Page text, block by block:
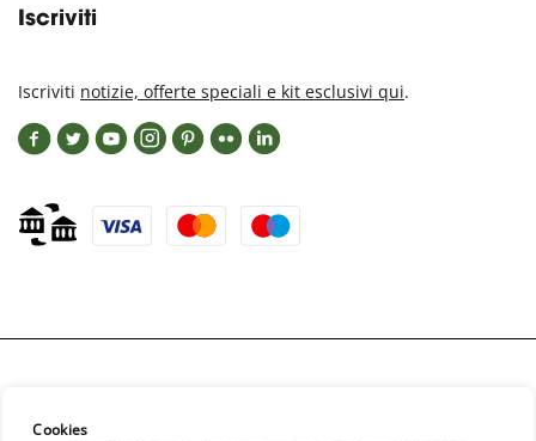
Iscriviti
Iscriviti notizie, offerte speciali e kit esclusivi qui.
Cookies